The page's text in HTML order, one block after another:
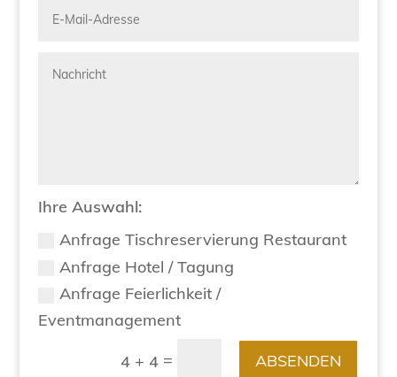
Ihre Auswahl:
Anfrage Tischreservierung Restaurant
Anfrage Hotel / Tagung
Anfrage Feierlichkeit /
Eventmanagement
4 + 4 = ABSENDEN